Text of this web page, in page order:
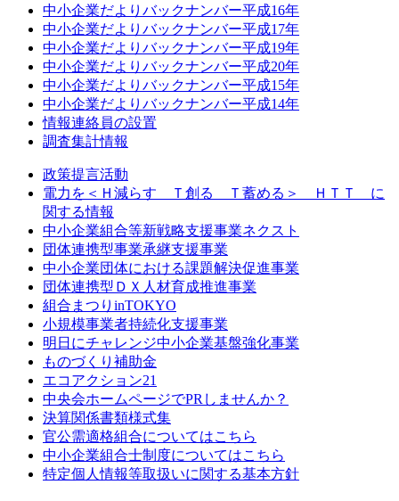
中小企業だよりバックナンバー平成16年
中小企業だよりバックナンバー平成17年
中小企業だよりバックナンバー平成19年
中小企業だよりバックナンバー平成20年
中小企業だよりバックナンバー平成15年
中小企業だよりバックナンバー平成14年
情報連絡員の設置
調査集計情報
政策提言活動
電力を＜Ｈ減らす Ｔ創る Ｔ蓄める＞ ＨＴＴ に
関する情報
中小企業組合等新戦略支援事業ネクスト
団体連携型事業承継支援事業
中小企業団体における課題解決促進事業
団体連携型ＤＸ人材育成推進事業
組合まつりinTOKYO
小規模事業者持続化支援事業
明日にチャレンジ中小企業基盤強化事業
ものづくり補助金
エコアクション21
中央会ホームページでPRしませんか？
決算関係書類様式集
官公需適格組合についてはこちら
中小企業組合士制度についてはこちら
特定個人情報等取扱いに関する基本方針